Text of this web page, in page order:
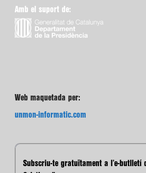
Amb el suport de:
Web maquetada per:
unmon-informatic.com
Subscriu-te gratuïtament a l’e-butlletí